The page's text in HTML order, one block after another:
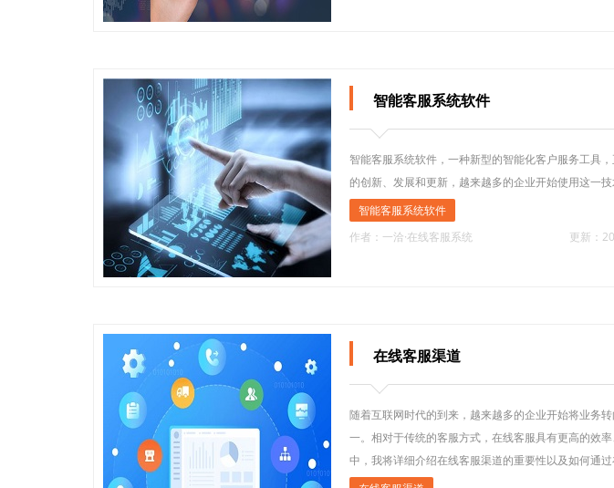
智能客服系统软件
智能客服系统软件，一种新型的智能化客户服务工具
的创新、发展和更新，越来越多的企业开始使用这一
智能客服系统软件
作者：一洽·在线客服系统
更新：
在线客服渠道
随着互联网时代的到来，越来越多的企业开始将业务
一。相对于传统的客服方式，在线客服具有更高的效
中，我将详细介绍在线客服渠道的重要性以及如何通过